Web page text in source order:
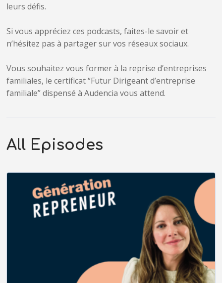
leurs défis.
Si vous appréciez ces podcasts, faites-le savoir et
n’hésitez pas à partager sur vos réseaux sociaux.
Vous souhaitez vous former à la reprise d’entreprises
familiales, le certificat “Futur Dirigeant d’entreprise
familiale” dispensé à Audencia vous attend.
All Episodes